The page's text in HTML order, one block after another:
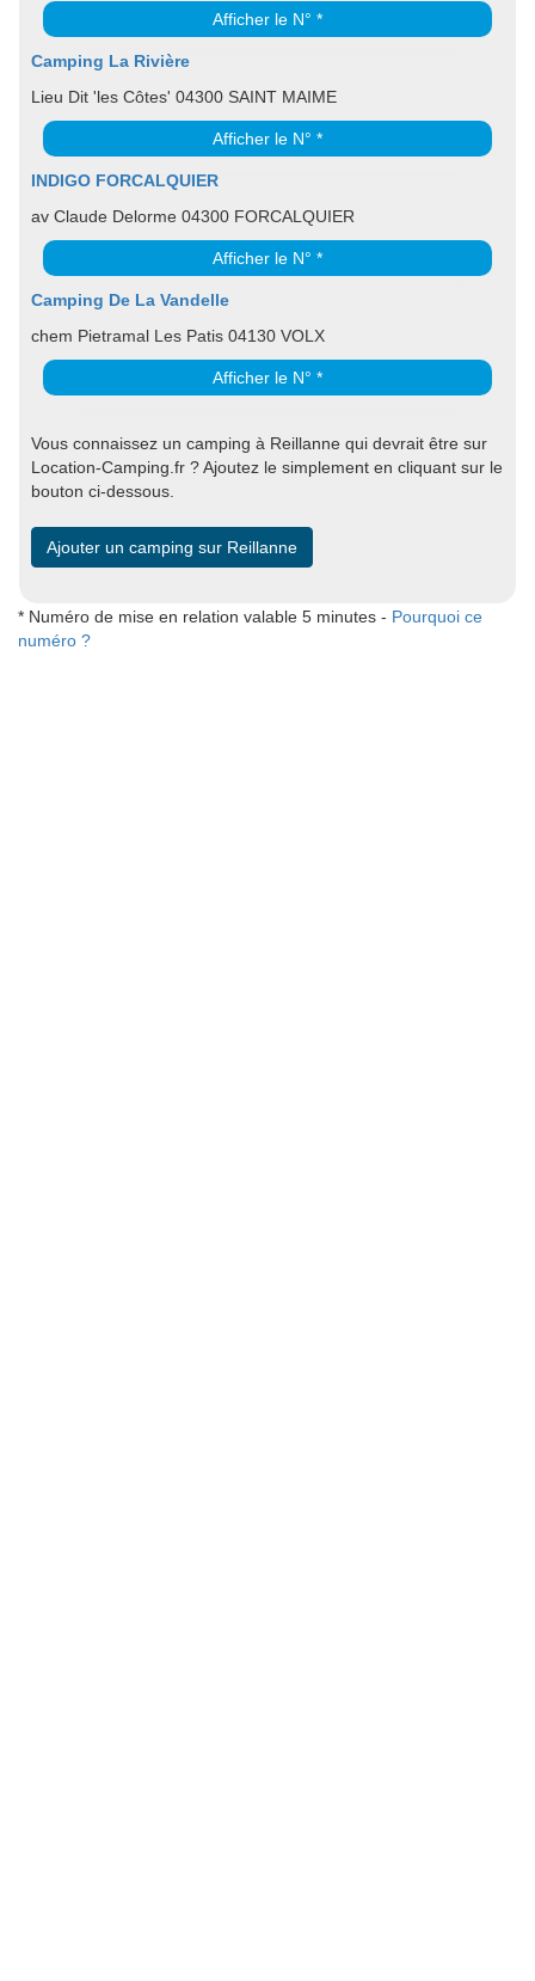
Afficher le N° *
Camping La Rivière
Lieu Dit 'les Côtes' 04300 SAINT MAIME
Afficher le N° *
INDIGO FORCALQUIER
av Claude Delorme 04300 FORCALQUIER
Afficher le N° *
Camping De La Vandelle
chem Pietramal Les Patis 04130 VOLX
Afficher le N° *
Vous connaissez un camping à Reillanne qui devrait être sur
Location-Camping.fr ? Ajoutez le simplement en cliquant sur le
bouton ci-dessous.
Ajouter un camping sur Reillanne
* Numéro de mise en relation valable 5 minutes - Pourquoi ce
numéro ?